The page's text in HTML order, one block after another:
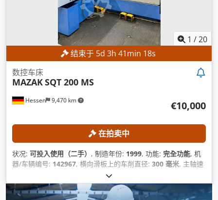
1 /20
结束于 5d 3h 41min 17s
Hessen 9,470 km
数控车床
MAZAKSQT 200 MS
€10,000
在拍卖中
状况: 可投入使用（二手） , 制造年份: 1999, 功能: 完全功能, 机
器/车辆编号: 142967, 横向滑板上的车削直径: 300 毫米, 主轴速
, X轴快进:
米/分钟, 控制器型号:Mazatrol PC Fusion CNC 640T,